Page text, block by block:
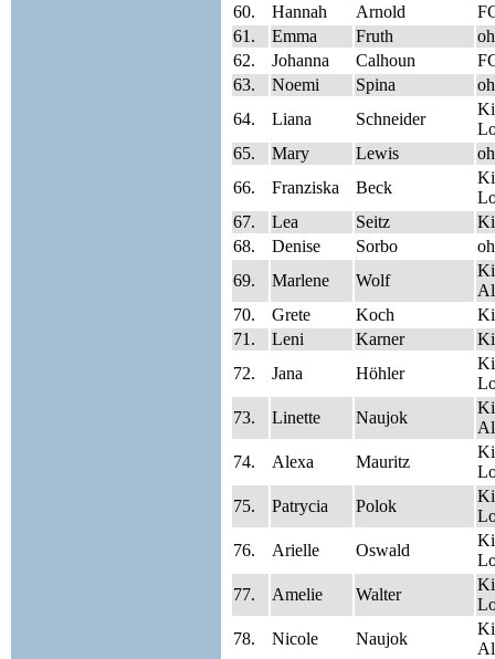
60.
Hannah Arnold
61.
Emma Fruth
62.
Johanna Calhoun
63.
Noemi Spina
64.
Liana Schneider
65.
Mary Lewis
66.
Franziska Beck
67.
Lea Seitz
68.
Denise Sorbo
69.
Marlene Wolf
70.
Grete Koch
71.
Leni Karner
72.
Jana Höhler
73.
Linette Naujok
74.
Alexa Mauritz
75.
Patrycia Polok
76.
Arielle Oswald
77.
Amelie Walter
78.
Nicole Naujok